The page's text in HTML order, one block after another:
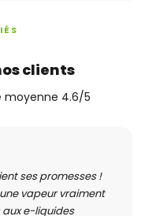
clients
moyenne 4.6/5
ses promesses !
vapeur vraiment
e-liquides